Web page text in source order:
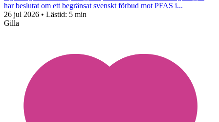
har beslutat om ett begränsat svenskt förbud mot PFAS i...
26 jul 2026 • Lästid: 5 min
Gilla